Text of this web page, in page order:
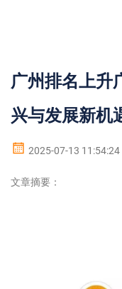
广州排名上升
兴与发展新机
2025-07-13 11:54:24
文章摘要：